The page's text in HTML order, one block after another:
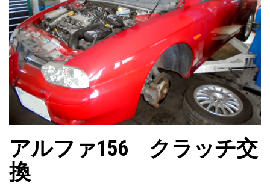
アルファ156 クラッチ交
換